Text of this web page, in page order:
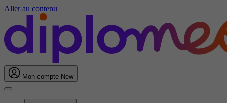
Aller au contenu
Mon compte New